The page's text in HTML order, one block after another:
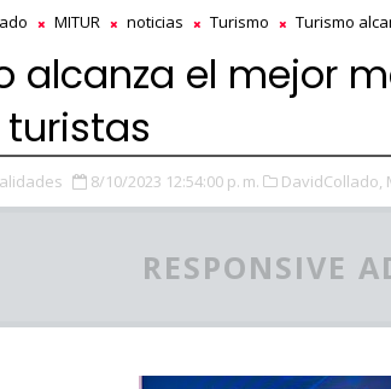
MITUR noticias Turismo Turismo
alcanza el mejor
turistas
8/10/2023 12:54:00 p. m. DavidCollado,
RESPONSIVE